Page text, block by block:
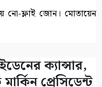
নো-ফ্লাই জোন। মোতায়েন
ক্যান্সার,
প্রেসিডেন্ট